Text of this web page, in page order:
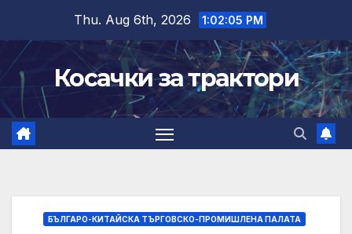
content
Thu. Aug 6th, 2026 1:02:05 PM
Косачки за трактори
БЪЛГАРО-КИТАЙСКА ТЪРГОВСКО-ПРОМИШЛЕНА ПАЛАТА